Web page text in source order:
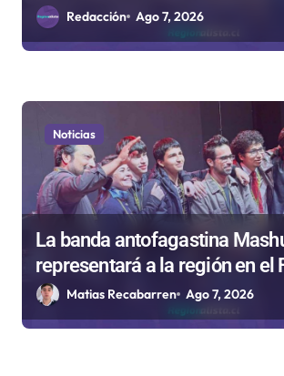
s
en Antofagasta
Redacción Ago 7, 2026
Noticias
La banda antofagastina
representará a la región en el Festival
Rockódromo de Valparaíso
Matias Recabarren Ago 7, 2026